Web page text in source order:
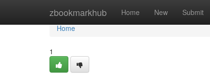
zbookmarkhub Home New Submit
Home
Home
1